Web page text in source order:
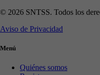
© 2026 SNTSS. Todos los
Aviso de Privacidad
Menú
Quiénes somos